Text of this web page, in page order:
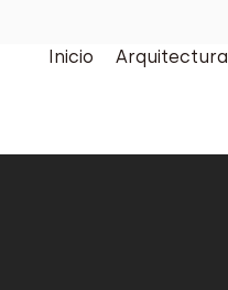
Inicio Arquitectura